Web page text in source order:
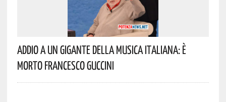
Addio A Un Gigante Della Musica Italiana: È
Morto Francesco Guccini